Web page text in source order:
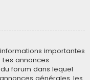
importantes
annonces
forum dans lequel